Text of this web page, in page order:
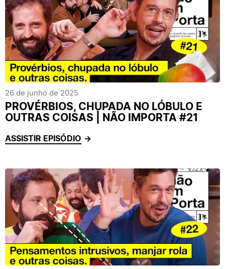
26 de junho de 2025
PROVÉRBIOS, CHUPADA NO LÓBULO E
OUTRAS COISAS | NÃO IMPORTA #21
ASSISTIR EPISÓDIO